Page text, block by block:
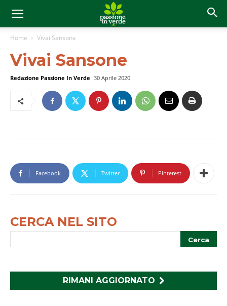
Home Vivai Sansone
Vivai Sansone
Redazione Passione In Verde 30 Aprile 2020
Facebook Twitter Pinterest
CERCA NEL SITO
RIMANI AGGIORNATO